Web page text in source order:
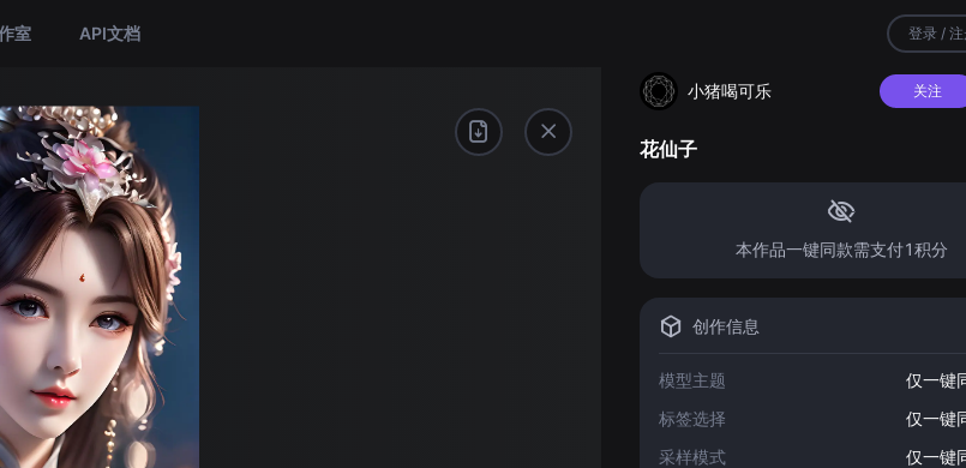
室 API文档 登录 /
小猪喝可乐 关注
花仙子
本作品一键同款需支付1积分
创作信息
模型主题
仅一键
标签选择
仅一键
采样模式
仅一键